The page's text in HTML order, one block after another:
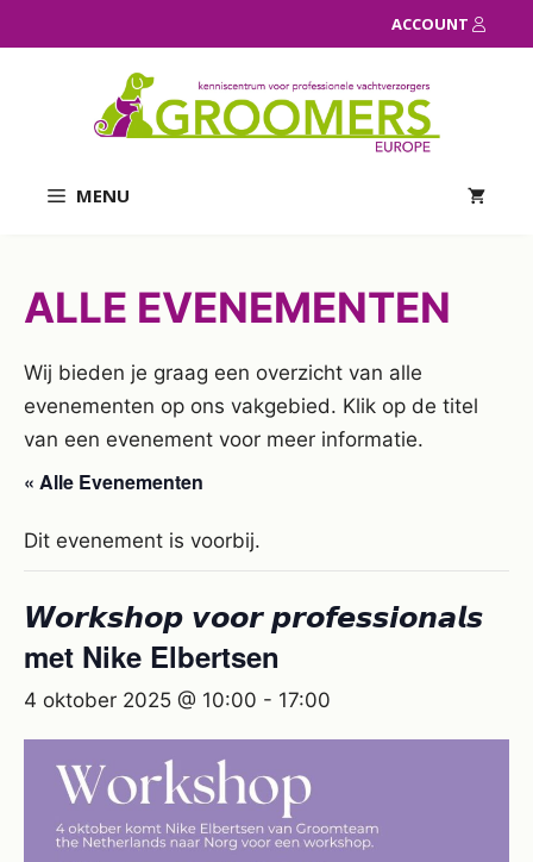
naar
ACCOUNT
MENU
ALLE EVENEMENTEN
Wij bieden je graag een overzicht van alle
evenementen op ons vakgebied. Klik op de titel
van een evenement voor meer informatie.
« Alle Evenementen
Dit evenement is voorbij.
𝙒𝙤𝙧𝙠𝙨𝙝𝙤𝙥 𝙫𝙤𝙤𝙧 𝙥𝙧𝙤𝙛𝙚𝙨𝙨𝙞𝙤𝙣𝙖𝙡𝙨
met Nike Elbertsen
4 oktober 2025 @ 10:00 - 17:00